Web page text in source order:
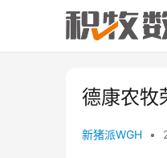
德康农牧
新猪派WGH •